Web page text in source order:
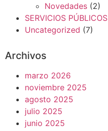
Novedades (2)
SERVICIOS PÚBLICOS
Uncategorized (7)
Archivos
marzo 2026
noviembre 2025
agosto 2025
julio 2025
junio 2025